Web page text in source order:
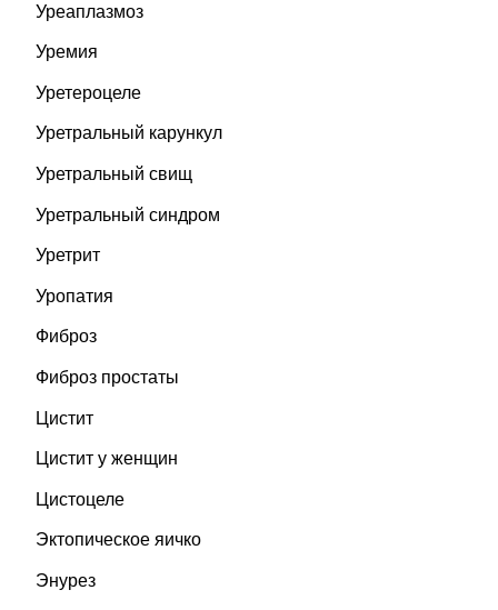
Уреаплазмоз
Уремия
Уретероцеле
Уретральный карункул
Уретральный свищ
Уретральный синдром
Уретрит
Уропатия
Фиброз
Фиброз простаты
Цистит
Цистит у женщин
Цистоцеле
Эктопическое яичко
Энурез